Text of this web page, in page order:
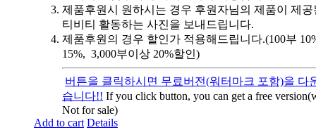
제품후원시 원하시는 경우 후원자님의 제품이 제
티비티 활동하는 사진을 보내드립니다.
제품후원의 경우 할인가 적용해드립니다.(100부
15%, 3,000부이상 20%할인)
버튼을 클릭하시면 무료버전(워터마크 포함)을 다
습니다!! If you click button, you can get a free
Not for sale)
Add to cart Details